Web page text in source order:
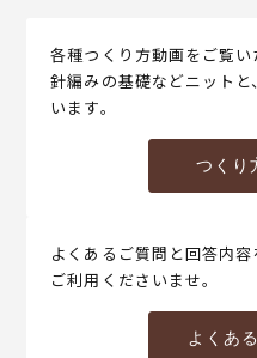
各種つくり方動画をご覧
針編みの基礎などニット
います。
つくり
よくあるご質問と回答内
ご利用くださいませ。
よくあ